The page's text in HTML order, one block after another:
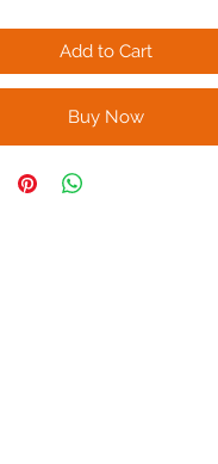
Add to Cart
Buy Now